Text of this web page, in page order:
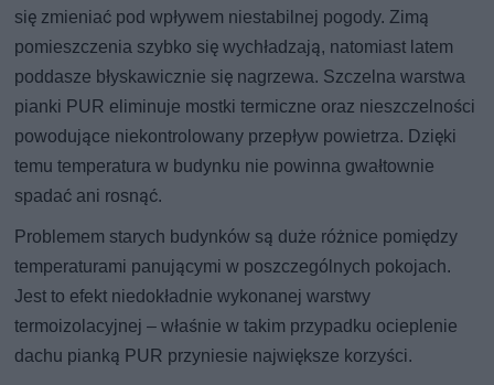
się zmieniać pod wpływem niestabilnej pogody. Zimą
pomieszczenia szybko się wychładzają, natomiast latem
poddasze błyskawicznie się nagrzewa. Szczelna warstwa
pianki PUR eliminuje mostki termiczne oraz nieszczelności
powodujące niekontrolowany przepływ powietrza. Dzięki
temu temperatura w budynku nie powinna gwałtownie
spadać ani rosnąć.
Problemem starych budynków są duże różnice pomiędzy
temperaturami panującymi w poszczególnych pokojach.
Jest to efekt niedokładnie wykonanej warstwy
termoizolacyjnej – właśnie w takim przypadku ocieplenie
dachu pianką PUR przyniesie największe korzyści.